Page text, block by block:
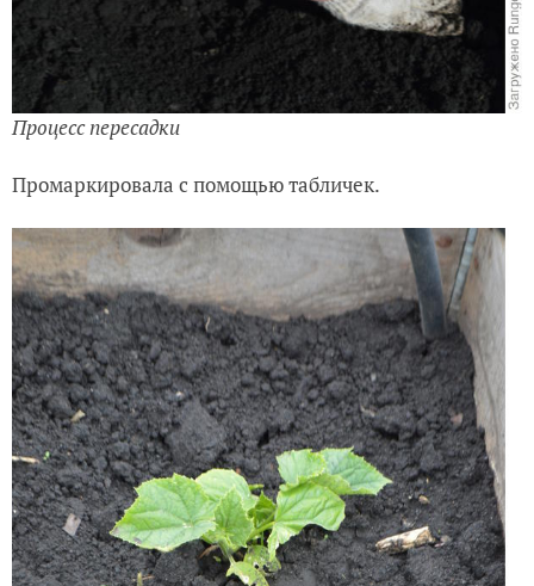
Процесс пересадки
Промаркировала с помощью табличек.